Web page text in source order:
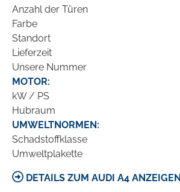
Anzahl der Türen
Farbe
Standort
Lieferzeit
Unsere Nummer
MOTOR:
kW / PS
Hubraum
UMWELTNORMEN:
Schadstoffklasse
Umweltplakette
DETAILS ZUM AUDI A4 ANZEIGEN